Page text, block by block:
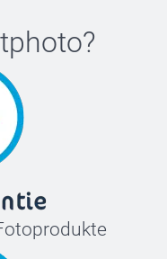
?